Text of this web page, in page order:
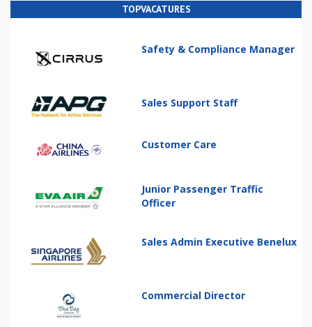
TOPVACATURES
Safety & Compliance Manager
Sales Support Staff
Customer Care
Junior Passenger Traffic
Officer
Sales Admin Executive Benelux
Commercial Director